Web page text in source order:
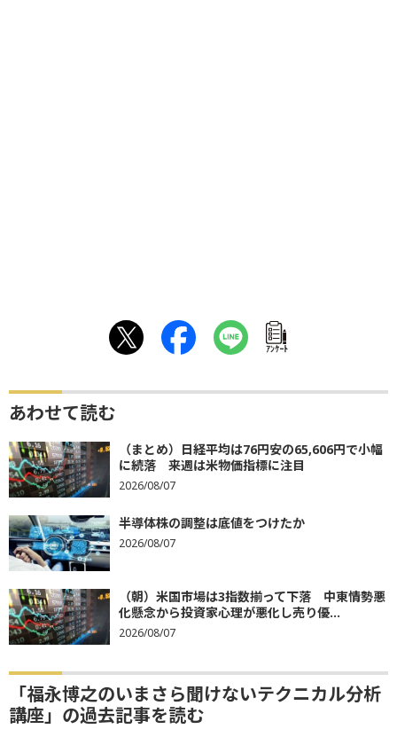
ｱﾝｹｰﾄ
あわせて読む
（まとめ）日経平均は76円安の65,606円で小幅
に続落 来週は米物価指標に注目
2026/08/07
半導体株の調整は底値をつけたか
2026/08/07
（朝）米国市場は3指数揃って下落 中東情勢悪
化懸念から投資家心理が悪化し売り優...
2026/08/07
「福永博之のいまさら聞けないテクニカル分析
講座」の過去記事を読む